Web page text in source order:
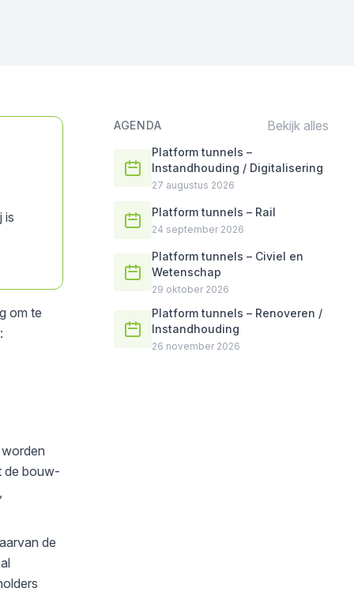
is
om te
de bouw-
de
AGENDA Bekijk alles
Platform tunnels –
Instandhouding / Digitalisering
27 augustus 2026
Platform tunnels – Rail
24 september 2026
Platform tunnels – Civiel en
Wetenschap
29 oktober 2026
Platform tunnels – Renoveren /
Instandhouding
26 november 2026